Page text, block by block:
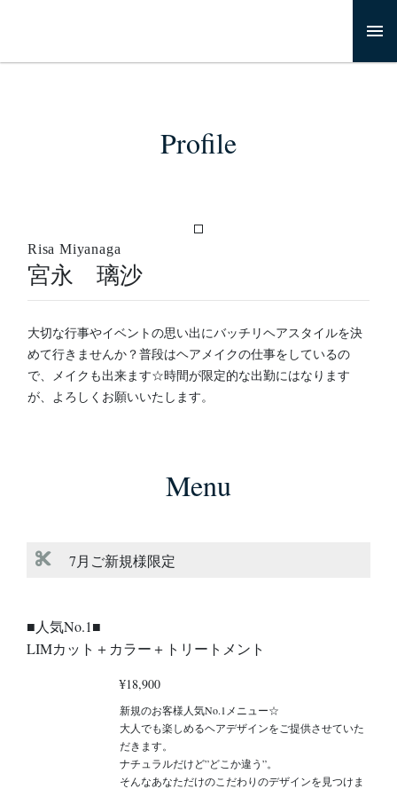
Profile
Risa Miyanaga
宮永 璃沙
大切な行事やイベントの思い出にバッチリヘアスタイルを決
めて行きませんか？普段はヘアメイクの仕事をしているの
で、メイクも出来ます☆時間が限定的な出勤にはなります
が、よろしくお願いいたします。
Menu
7月ご新規様限定
■人気No.1■
LIMカット＋カラー＋トリートメント
¥18,900
新規のお客様人気No.1メニュー☆
大人でも楽しめるヘアデザインをご提供させていた
だきます。
ナチュラルだけど”どこか違う”。
そんなあなただけのこだわりのデザインを見つけま